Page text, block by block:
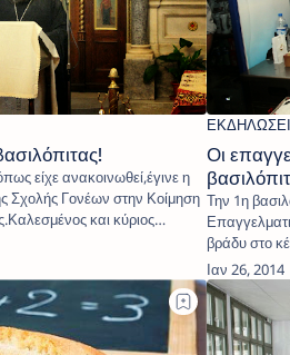
είχε ανακοινωθεί,έγινε η
Σχολής Γονέων στην Κοίμηση
και κύριος
Οι
Την 1η
βράδυ στο
πολλών μελ…